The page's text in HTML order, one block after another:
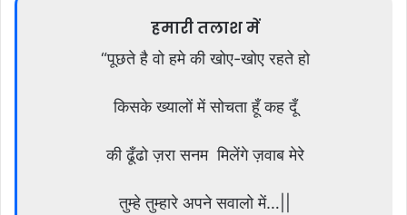
हमारी तलाश में
“पूछते है वो हमे की खोए-खोए रहते हो
किसके ख्यालों में सोचता हूँ कह दूँ
की ढूँढो ज़रा सनम मिलेंगे ज़वाब मेरे
तुम्हे तुम्हारे अपने सवालो में…||